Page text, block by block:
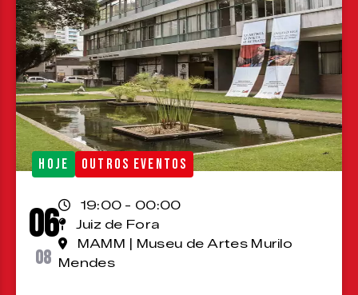
HOJE OUTROS EVENTOS
06
08
19:00 - 00:00
Juiz de Fora
MAMM | Museu de Artes Murilo
Mendes